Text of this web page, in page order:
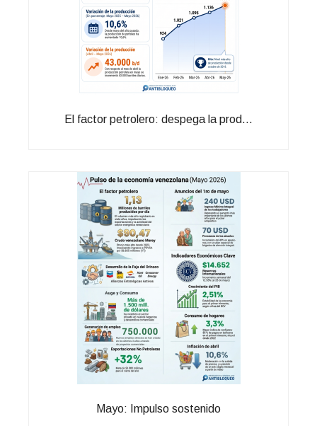
El factor petrolero: despega la prod...
Mayo: Impulso sostenido